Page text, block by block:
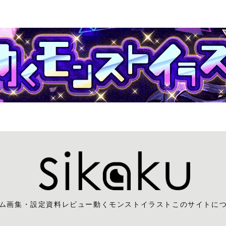
画集・設定資料レビュー動くモンストイラスト このサイトに